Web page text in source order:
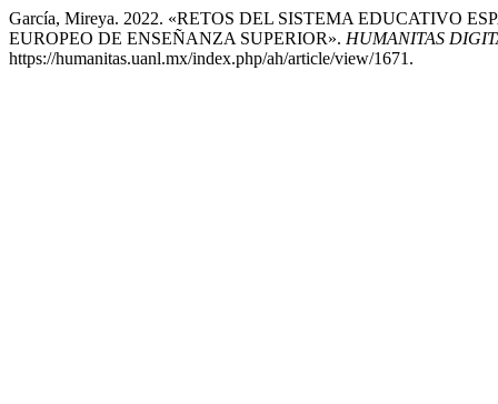
García, Mireya. 2022. «RETOS DEL SISTEMA EDUCATIVO
EUROPEO DE ENSEÑANZA SUPERIOR». HUMANITAS
https://humanitas.uanl.mx/index.php/ah/article/view/1671.